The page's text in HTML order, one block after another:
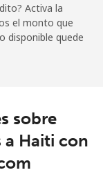
Activa la
el monto que
disponible quede
sobre
Haiti con